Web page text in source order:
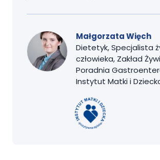
Małgorzata Więch
Dietetyk, Specjalista
człowieka, Zakład
Poradnia
Instytut Matki i